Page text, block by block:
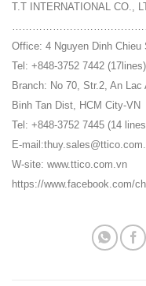
T.T INTERNATIONAL CO.,
Office: 4 Nguyen Dinh
Tel: +848-3752 7442
Branch: No 70, Str.2, An Lac
Binh Tan Dist, HCM City-VN
Tel: +848-3752 7445 (14
E-
W-site: www.ttico.com.vn
https://www.facebook.com/